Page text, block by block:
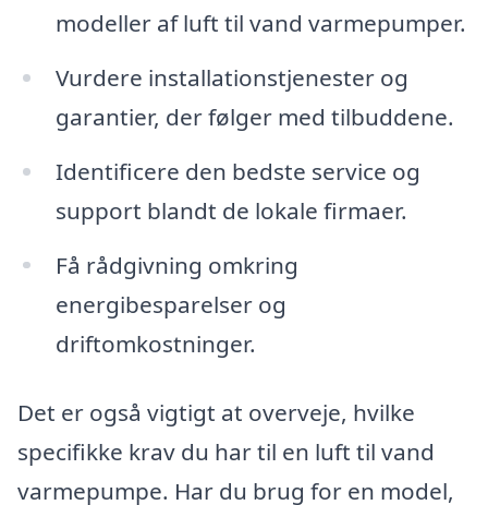
modeller af luft til vand varmepumper.
Vurdere installationstjenester og
garantier, der følger med tilbuddene.
Identificere den bedste service og
support blandt de lokale firmaer.
Få rådgivning omkring
energibesparelser og
driftomkostninger.
Det er også vigtigt at overveje, hvilke
specifikke krav du har til en luft til vand
varmepumpe. Har du brug for en model,